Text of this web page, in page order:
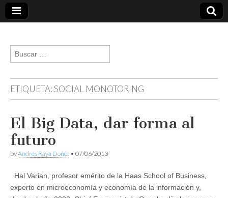
andresraya.com
gestión de
personas,
talento e
Buscar:
ETIQUETA:SOCIAL MONOTORING
El Big Data, dar forma al
futuro
byAndrés Raya Donet • 07/06/2013
Hal Varian, profesor emérito de la Haas School of Business,
experto en microeconomía y economía de la información y,